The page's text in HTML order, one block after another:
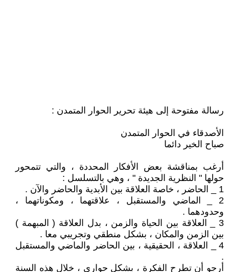
رسالة مفتوحة إلى هيئة تحرير الحوار المتمدن :
الأصدقاء في الحوار المتمدن
صباح الخير دائما
أرغب بمناقشة بعض الأفكار المحددة ، والتي تتمحور
حولها " النظرية الجديدة " ، وهي بالتسلسل :
1 _ الحاضر ، خاصة العلاقة بين الأبدية والحاضر والآن .
2 _ الماضي والمستقبل ، علاقتهما ، ومكوناتهما ،
وحدودهما .
3 _ العلاقة بين الحياة والزمن ، بدل العلاقة ( المبهمة )
بين الزمن والمكان ، بشكل منطقي وتجريبي معا .
4 _ العلاقة ، الحقيقية ، بين الحاضر والماضي والمستقبل
.
أرجو أن تطرح الفكرة ، بشكل حواري ، خلال هذه السنة